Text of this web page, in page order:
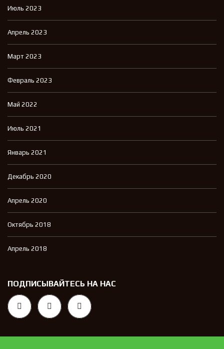
Июль 2023
Апрель 2023
Март 2023
Февраль 2023
Май 2022
Июль 2021
Январь 2021
Декабрь 2020
Апрель 2020
Октябрь 2018
Апрель 2018
ПОДПИСЫВАЙТЕСЬ НА НАС